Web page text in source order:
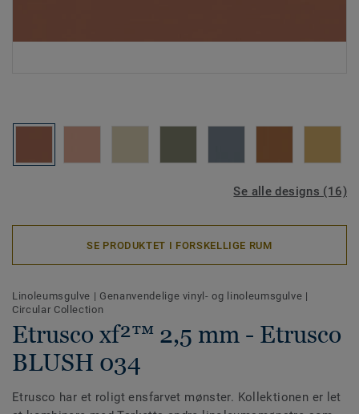
Se alle designs (16)
SE PRODUKTET I FORSKELLIGE RUM
Linoleumsgulve | Genanvendelige vinyl- og linoleumsgulve |
Circular Collection
Etrusco xf²™ 2,5 mm - Etrusco
BLUSH 034
Etrusco har et roligt ensfarvet mønster. Kollektionen er let